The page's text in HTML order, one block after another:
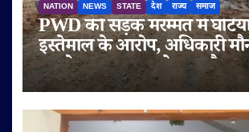
NATION NEWS STATE देश राज्य समाज
PWD की सड़क मरम्मत में
इस्तेमाल के आरोप, अधिकारी
पर दोबारा गुणवत्ता से समझौता
आरोप